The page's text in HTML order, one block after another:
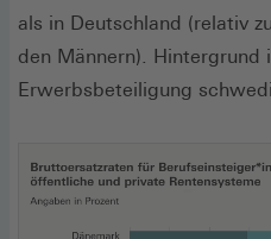
neuen
Fenster)
als in Deutschland (relativ
den Männern). Hintergrund
Erwerbsbeteiligung